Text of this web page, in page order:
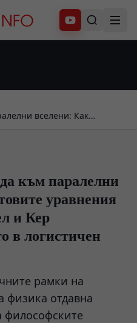
Абонирай се
вселени: Как
към паралелни
уравнения
и Кер
в логистичен
рамки на
физика отдавна
философските